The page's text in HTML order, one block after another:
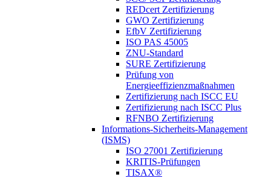
REDcert Zertifizierung
GWO Zertifizierung
EfbV Zertifizierung
ISO PAS 45005
ZNU-Standard
SURE Zertifizierung
Prüfung von
Energieeffizienzmaßnahmen
Zertifizierung nach ISCC EU
Zertifizierung nach ISCC Plus
RFNBO Zertifizierung
Informations-Sicherheits-Management
(ISMS)
ISO 27001 Zertifizierung
KRITIS-Prüfungen
TISAX®